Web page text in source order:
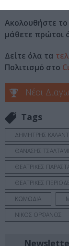
Ακολουθήστε
μάθετε πρώτοι
Δείτε όλα τα
Πολιτισμό στο
Νέοι
Tags
ΔΗΜΗΤΡΗΣ
ΘΑΝΑΣΗΣ
ΘΕΑΤΡΙΚΕΣ
ΘΕΑΤΡΙΚΕΣ
ΚΩΜΩΔΙΑ
ΝΙΚΟΣ ΟΡΦΑΝΟΣ